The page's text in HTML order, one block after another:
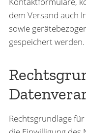
dem Versand auch
sowie
gespeichert werden.
Rechtsgrundlage